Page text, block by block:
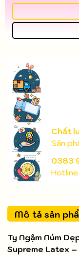
Chất
Sản
0383
Mô tả sản
Ty Ngậm Núm
Supreme Latex –